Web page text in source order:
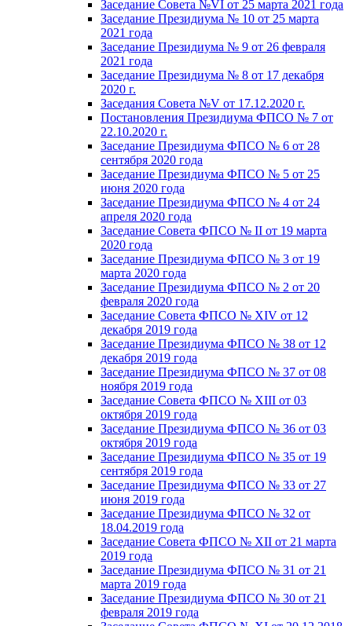
Заседание Совета №VI от 25 марта 2021 года
Заседание Президиума № 10 от 25 марта
2021 года
Заседание Президиума № 9 от 26 февраля
2021 года
Заседание Президиума № 8 от 17 декабря
2020 г.
Заседания Совета №V от 17.12.2020 г.
Постановления Президиума ФПСО № 7 от
22.10.2020 г.
Заседание Президиума ФПСО № 6 от 28
сентября 2020 года
Заседание Президиума ФПСО № 5 от 25
июня 2020 года
Заседание Президиума ФПСО № 4 от 24
апреля 2020 года
Заседание Совета ФПСО № II от 19 марта
2020 года
Заседание Президиума ФПСО № 3 от 19
марта 2020 года
Заседание Президиума ФПСО № 2 от 20
февраля 2020 года
Заседание Совета ФПСО № XIV от 12
декабря 2019 года
Заседание Президиума ФПСО № 38 от 12
декабря 2019 года
Заседание Президиума ФПСО № 37 от 08
ноября 2019 года
Заседание Совета ФПСО № XIII от 03
октября 2019 года
Заседание Президиума ФПСО № 36 от 03
октября 2019 года
Заседание Президиума ФПСО № 35 от 19
сентября 2019 года
Заседание Президиума ФПСО № 33 от 27
июня 2019 года
Заседание Президиума ФПСО № 32 от
18.04.2019 года
Заседание Совета ФПСО № XII от 21 марта
2019 года
Заседание Президиума ФПСО № 31 от 21
марта 2019 года
Заседание Президиума ФПСО № 30 от 21
февраля 2019 года